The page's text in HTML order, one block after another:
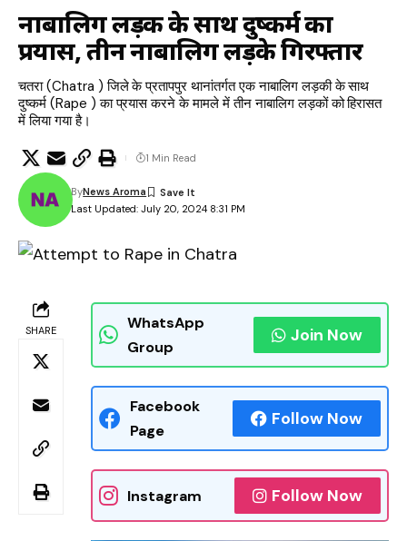
नाबालिग लड़की के साथ दुष्कर्म का
प्रयास, तीन नाबालिग लड़के गिरफ्तार
चतरा (Chatra ) जिले के प्रतापपुर थानांतर्गत एक नाबालिग लड़की के साथ
दुष्कर्म (Rape ) का प्रयास करने के मामले में तीन नाबालिग लड़कों को हिरासत
में लिया गया है।
Last Updated: July 20, 2024 8:31 PM
ByNews Aroma
1 Min Read
SHARE
WhatsApp
Group
Join Now
Facebook
Page
Follow Now
Instagram Follow Now